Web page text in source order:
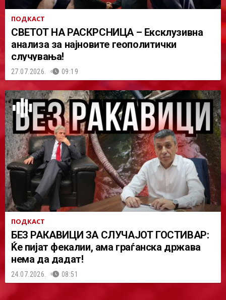
ПОДКАСТ
СВЕТОТ НА РАСКРСНИЦА – Ексклузивна
анализа за најновите геополитички
случувања!
27.07.2026. 09:19
ПОДКАСТ
БЕЗ РАКАВИЦИ ЗА СЛУЧАЈОТ ГОСТИВАР:
Ќе пијат фекалии, ама граѓанска држава
нема да дадат!
24.07.2026. 08:51